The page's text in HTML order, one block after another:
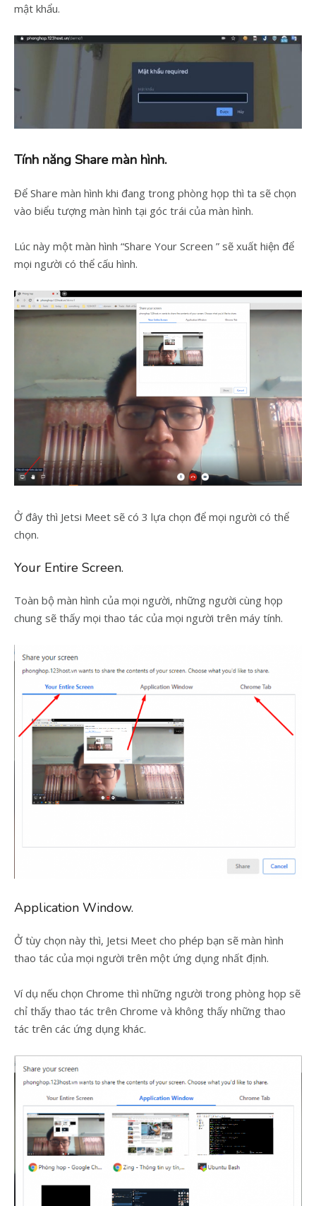
mật khẩu.
Tính năng Share màn hình.
Để Share màn hình khi đang trong phòng họp thì ta sẽ chọn
vào biểu tượng màn hình tại góc trái của màn hình.
Lúc này một màn hình “Share Your Screen ” sẽ xuất hiện để
mọi người có thể cấu hình.
Ở đây thì Jetsi Meet sẽ có 3 lựa chọn để mọi người có thể
chọn.
Your Entire Screen.
Toàn bộ màn hình của mọi người, những người cùng họp
chung sẽ thấy mọi thao tác của mọi người trên máy tính.
Application Window.
Ở tùy chọn này thì, Jetsi Meet cho phép bạn sẽ màn hình
thao tác của mọi người trên một ứng dụng nhất định.
Ví dụ nếu chọn Chrome thì những người trong phòng họp sẽ
chỉ thấy thao tác trên Chrome và không thấy những thao
tác trên các ứng dụng khác.